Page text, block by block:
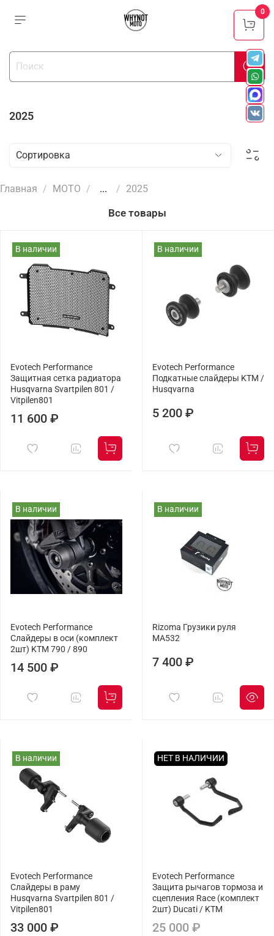
2025
Главная МОТО ... 2025
Все товары
В наличии
Evotech Performance
Защитная сетка радиатора
Husqvarna Svartpilen 801 /
Vitpilen801
11 600 ₽
В наличии
Evotech Performance
Подкатные слайдеры KTM /
Husqvarna
5 200 ₽
В наличии
Evotech Performance
Слайдеры в оси (комплект
2шт) KTM 790 / 890
14 500 ₽
В наличии
Rizoma Грузики руля
MA532
7 400 ₽
В наличии
Evotech Performance
Слайдеры в раму
Husqvarna Svartpilen 801 /
Vitpilen801
33 000 ₽
НЕТ В НАЛИЧИИ
Evotech Performance
Защита рычагов тормоза и
сцепления Race (комплект
2шт) Ducati / KTM
25 000 ₽
0